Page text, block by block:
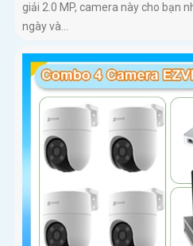
giải 2.0 MP, camera này cho bạn
ngày và...